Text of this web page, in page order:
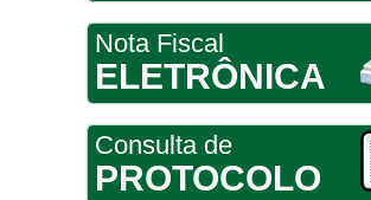
Nota Fiscal
ELETRÔNICA
Consulta de
PROTOCOLO